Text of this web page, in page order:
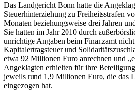
Das Landgericht Bonn hatte die
Steuerhinterziehung zu Freiheitsstrafen
Monaten beziehungsweise drei Jahren
Sie hatten im Jahr 2010 durch
unrichtige Angaben beim Finanzamt
Kapitalertragsteuer und
etwa 92 Millionen Euro anrechnen und
Angeklagten erhielten für ihre
jeweils rund 1,9 Millionen Euro, die das
eingezogen hat.